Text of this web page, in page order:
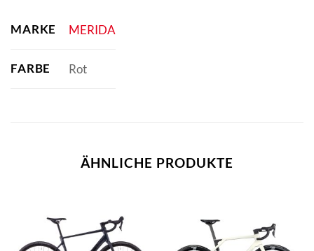
MARKE MERIDA
FARBE Rot
ÄHNLICHE PRODUKTE